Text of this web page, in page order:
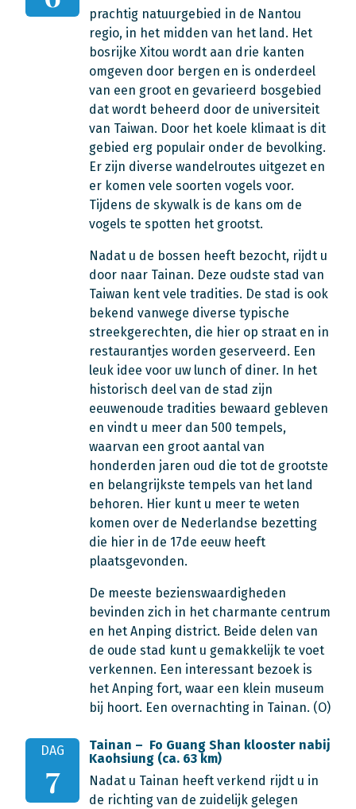
prachtig natuurgebied in de Nantou
regio, in het midden van het land. Het
bosrijke Xitou wordt aan drie kanten
omgeven door bergen en is onderdeel
van een groot en gevarieerd bosgebied
dat wordt beheerd door de universiteit
van Taiwan. Door het koele klimaat is dit
gebied erg populair onder de bevolking.
Er zijn diverse wandelroutes uitgezet en
er komen vele soorten vogels voor.
Tijdens de skywalk is de kans om de
vogels te spotten het grootst.
Nadat u de bossen heeft bezocht, rijdt u
door naar Tainan. Deze oudste stad van
Taiwan kent vele tradities. De stad is ook
bekend vanwege diverse typische
streekgerechten, die hier op straat en in
restaurantjes worden geserveerd. Een
leuk idee voor uw lunch of diner. In het
historisch deel van de stad zijn
eeuwenoude tradities bewaard gebleven
en vindt u meer dan 500 tempels,
waarvan een groot aantal van
honderden jaren oud die tot de grootste
en belangrijkste tempels van het land
behoren. Hier kunt u meer te weten
komen over de Nederlandse bezetting
die hier in de 17de eeuw heeft
plaatsgevonden.
De meeste bezienswaardigheden
bevinden zich in het charmante centrum
en het Anping district. Beide delen van
de oude stad kunt u gemakkelijk te voet
verkennen. Een interessant bezoek is
het Anping fort, waar een klein museum
bij hoort. Een overnachting in Tainan. (O)
DAG
7
Tainan – Fo Guang Shan klooster nabij
Kaohsiung (ca. 63 km)
Nadat u Tainan heeft verkend rijdt u in
de richting van de zuidelijk gelegen